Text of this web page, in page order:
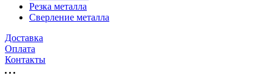
Резка металла
Сверление металла
Доставка
Оплата
Контакты